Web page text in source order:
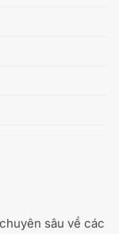
sâu về các